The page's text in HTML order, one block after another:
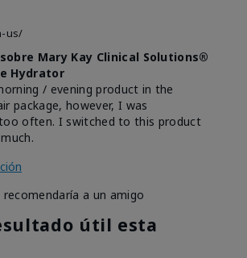
us/
Mary Kay Clinical Solutions®
Hydrator
/ evening product in the
package, however, I was
often. I switched to this product
recomendaría a un amigo
útil esta